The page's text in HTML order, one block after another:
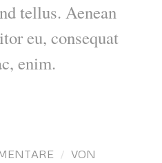
tellus. Aenean
eu, consequat
enim.
/ VON